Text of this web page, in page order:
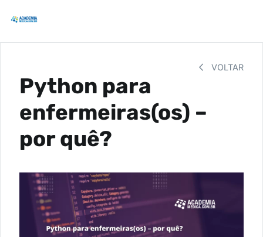
VOLTAR
Python para
enfermeiras(os) –
por quê?